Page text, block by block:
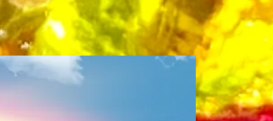
pocit rozplynutia sa... ✨
VŠETKY Pravé Andary majú
potenciál extra akcelerovať
tvoje alchymické